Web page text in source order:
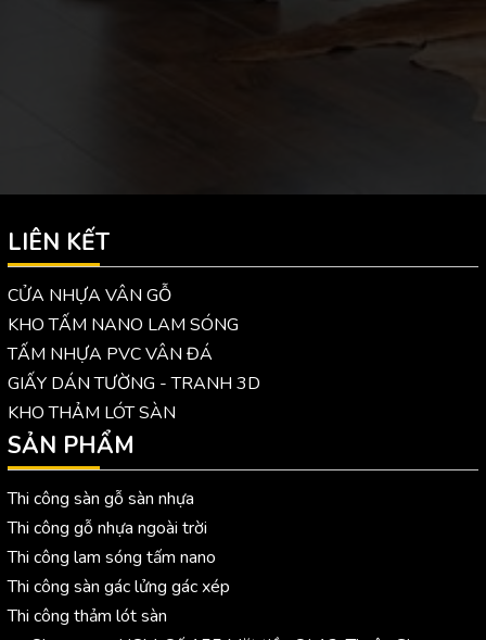
LIÊN KẾT
CỬA NHỰA VÂN GỖ
KHO TẤM NANO LAM SÓNG
TẤM NHỰA PVC VÂN ĐÁ
GIẤY DÁN TƯỜNG - TRANH 3D
KHO THẢM LÓT SÀN
SẢN PHẨM
Thi công sàn gỗ sàn nhựa
Thi công gỗ nhựa ngoài trời
Thi công lam sóng tấm nano
Thi công sàn gác lửng gác xép
Thi công thảm lót sàn